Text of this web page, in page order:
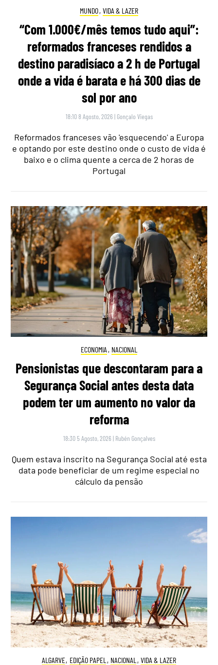
MUNDO, VIDA & LAZER
“Com 1.000€/mês temos tudo aqui”:
reformados franceses rendidos a
destino paradisíaco a 2 h de Portugal
onde a vida é barata e há 300 dias de
sol por ano
18:10 8 Agosto, 2026 | Gonçalo Viegas
Reformados franceses vão 'esquecendo' a Europa
e optando por este destino onde o custo de vida é
baixo e o clima quente a cerca de 2 horas de
Portugal
ECONOMIA , NACIONAL
Pensionistas que descontaram para a
Segurança Social antes desta data
podem ter um aumento no valor da
reforma
18:30 5 Agosto, 2026 | Rubén Gonçalves
Quem estava inscrito na Segurança Social até esta
data pode beneficiar de um regime especial no
cálculo da pensão
ALGARVE, EDIÇÃO PAPEL , NACIONAL , VIDA & LAZER